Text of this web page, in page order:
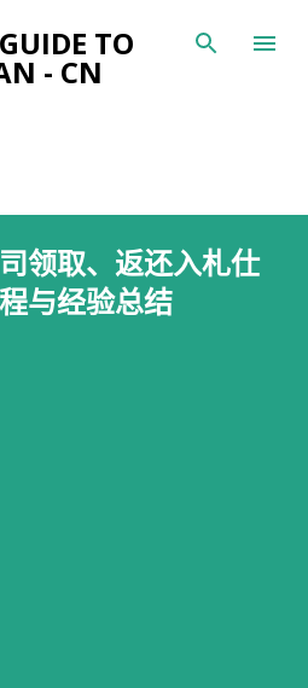
至主要内容 TO
- CN
领取、返还入札仕
与经验总结